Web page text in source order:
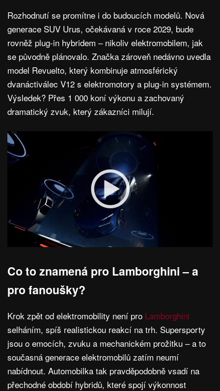
Rozhodnutí se promítne i do budoucích modelů. Nová
generace SUV Urus, očekávaná v roce 2029, bude
rovněž plug-in hybridem – nikoliv elektromobilem, jak
se původně plánovalo. Značka zároveň nedávno uvedla
model Revuelto, který kombinuje atmosférický
dvanáctiválec V12 s elektromotory a plug-in systémem.
Výsledek? Přes 1 000 koní výkonu a zachovaný
dramatický zvuk, který zákazníci milují.
Co to znamená pro Lamborghini – a
pro fanoušky?
Krok zpět od elektromobility není pro Lamborghini
selháním, spíš realistickou reakcí na trh. Supersporty
jsou o emocích, zvuku a mechanickém prožitku – a to
současná generace elektromobilů zatím neumí
nabídnout. Automobilka tak pravděpodobně vsadí na
přechodné období hybridů, které spojí výkonnost